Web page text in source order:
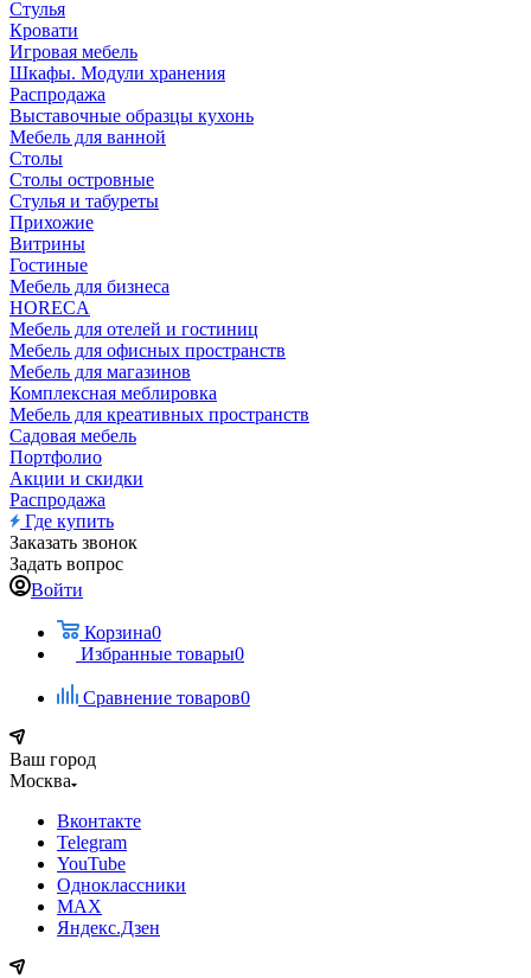
Стулья
Кровати
Игровая мебель
Шкафы. Модули хранения
Распродажа
Выставочные образцы кухонь
Мебель для ванной
Столы
Столы островные
Стулья и табуреты
Прихожие
Витрины
Гостиные
Мебель для бизнеса
HORECA
Мебель для отелей и гостиниц
Мебель для офисных пространств
Мебель для магазинов
Комплексная меблировка
Мебель для креативных пространств
Садовая мебель
Портфолио
Акции и скидки
Распродажа
Где купить
Заказать звонок
Задать вопрос
Войти
Корзина0
Избранные товары0
Сравнение товаров0
Ваш город
Москва
Вконтакте
Telegram
YouTube
Одноклассники
MAX
Яндекс.Дзен